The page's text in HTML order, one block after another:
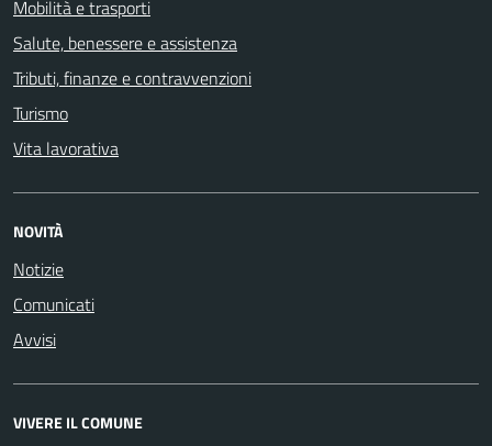
Mobilità e trasporti
Salute, benessere e assistenza
Tributi, finanze e contravvenzioni
Turismo
Vita lavorativa
NOVITÀ
Notizie
Comunicati
Avvisi
VIVERE IL COMUNE